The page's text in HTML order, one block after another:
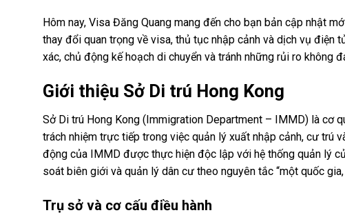
Hôm nay, Visa Đăng Quang mang đến cho bạn bản cập nhật
thay đổi quan trọng về visa, thủ tục nhập cảnh và dịch vụ điện
xác, chủ động kế hoạch di chuyển và tránh những rủi ro không
Giới thiệu Sở Di trú Hong Kong
Sở Di trú Hong Kong (Immigration Department – IMMD) là cơ
trách nhiệm trực tiếp trong việc quản lý xuất nhập cảnh, cư trú
động của IMMD được thực hiện độc lập với hệ thống quản lý
soát biên giới và quản lý dân cư theo nguyên tắc “một quốc gia,
Trụ sở và cơ cấu điều hành